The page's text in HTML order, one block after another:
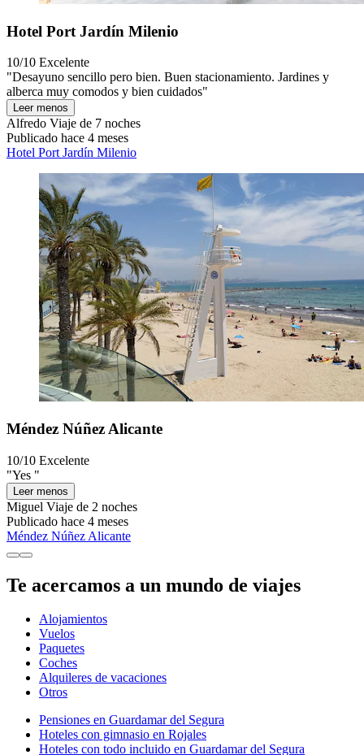
Hotel Port Jardín Milenio
10/10 Excelente
"Desayuno sencillo pero bien. Buen stacionamiento. Jardines y
alberca muy comodos y bien cuidados"
Leer menos
Alfredo Viaje de 7 noches
Publicado hace 4 meses
Hotel Port Jardín Milenio
Méndez Núñez Alicante
10/10 Excelente
"Yes "
Leer menos
Miguel Viaje de 2 noches
Publicado hace 4 meses
Méndez Núñez Alicante
Te acercamos a un mundo de viajes
Alojamientos
Vuelos
Paquetes
Coches
Alquileres de vacaciones
Otros
Pensiones en Guardamar del Segura
Hoteles con gimnasio en Rojales
Hoteles con todo incluido en Guardamar del Segura